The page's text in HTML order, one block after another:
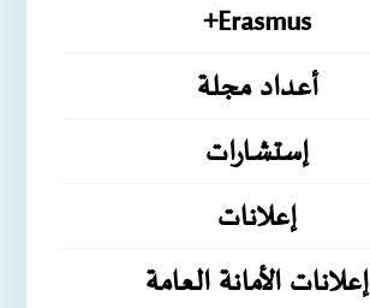
Erasmus+
أعداد مجلة
إستشارات
إعلانات
إعلانات الأمانة العامة